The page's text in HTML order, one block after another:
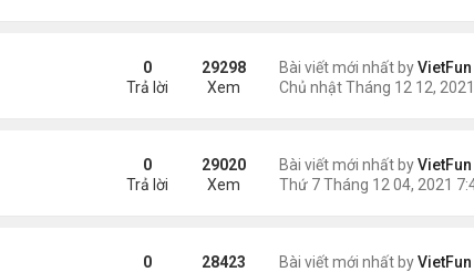
Bài viết mới nhất byVietFun
0
Trả lời
29298
Xem
Bài viết mới nhất byVietFun
0
Trả lời
29020
Xem
Bài viết mới nhất byVietFun
0
28423